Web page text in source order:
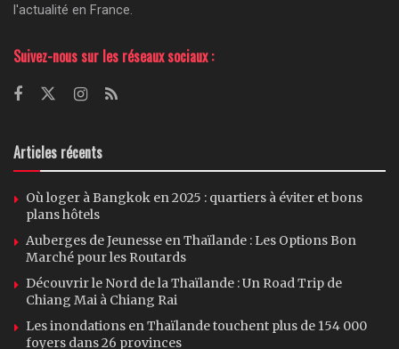
l'actualité en France.
Suivez-nous sur les réseaux sociaux :
Articles récents
Où loger à Bangkok en 2025 : quartiers à éviter et bons
plans hôtels
Auberges de Jeunesse en Thaïlande : Les Options Bon
Marché pour les Routards
Découvrir le Nord de la Thaïlande : Un Road Trip de
Chiang Mai à Chiang Rai
Les inondations en Thaïlande touchent plus de 154 000
foyers dans 26 provinces